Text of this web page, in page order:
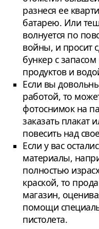
разнеся ее
батарею. Или
волнуется по
войны, и просит
бункер с
продуктов и
Если вы
работой, то
фотоснимок на
заказать плакат
повесить над
Если у вас
материалы,
полностью
краской, то
магазин,
помощи
пистолета.